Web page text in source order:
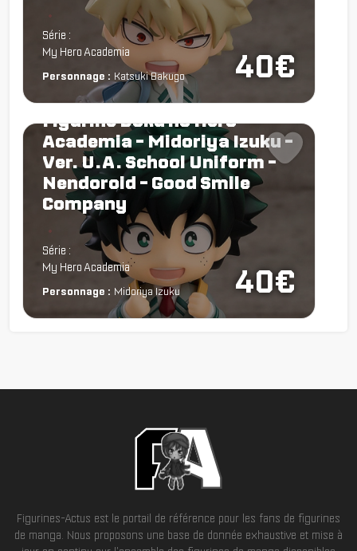
40€
Chargement...
Série :
My Hero Academia
Personnage : Katsuki Bakugo
40€
Figurine Boku no Hero
Academia - Midoriya Izuku -
Ver. U.A. School Uniform -
Nendoroid - Good Smile
Company
Chargement...
Série :
My Hero Academia
Personnage : Midoriya Izuku
Figurines-Actus est le portail de référence pour les fans de figurines
de manga. Nous proposons une base de donnée exhaustive et mise à